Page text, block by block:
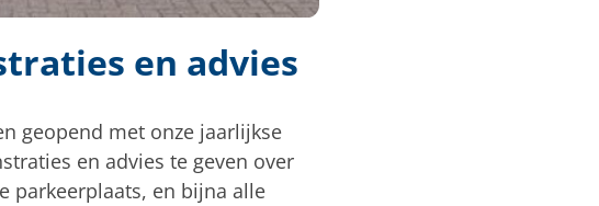
en advies
geopend met onze jaarlijkse
en advies te geven over
parkeerplaats, en bijna alle